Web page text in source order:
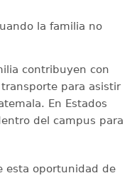
la familia no
contribuyen con
para asistir
En Estados
del campus para
esta oportunidad de